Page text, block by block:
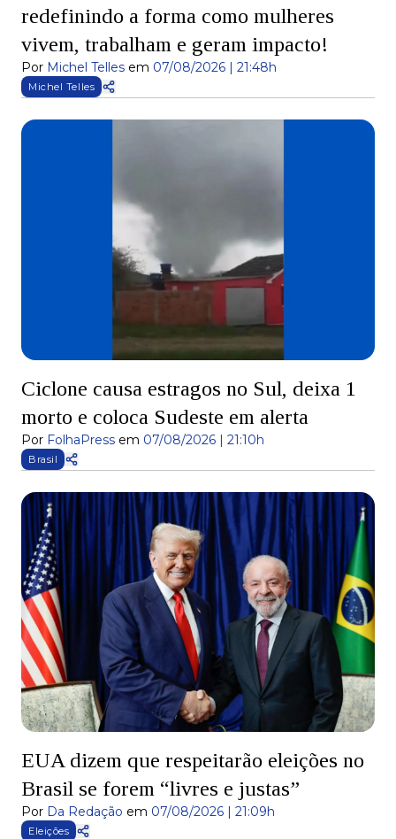
redefinindo a forma como mulheres
vivem, trabalham e geram impacto!
Por Michel Telles em 07/08/2026 | 21:48h
Michel Telles
Ciclone causa estragos no Sul, deixa 1
morto e coloca Sudeste em alerta
Por FolhaPress em 07/08/2026 | 21:10h
Brasil
EUA dizem que respeitarão eleições no
Brasil se forem “livres e justas”
Por Da Redação em 07/08/2026 | 21:09h
Eleições